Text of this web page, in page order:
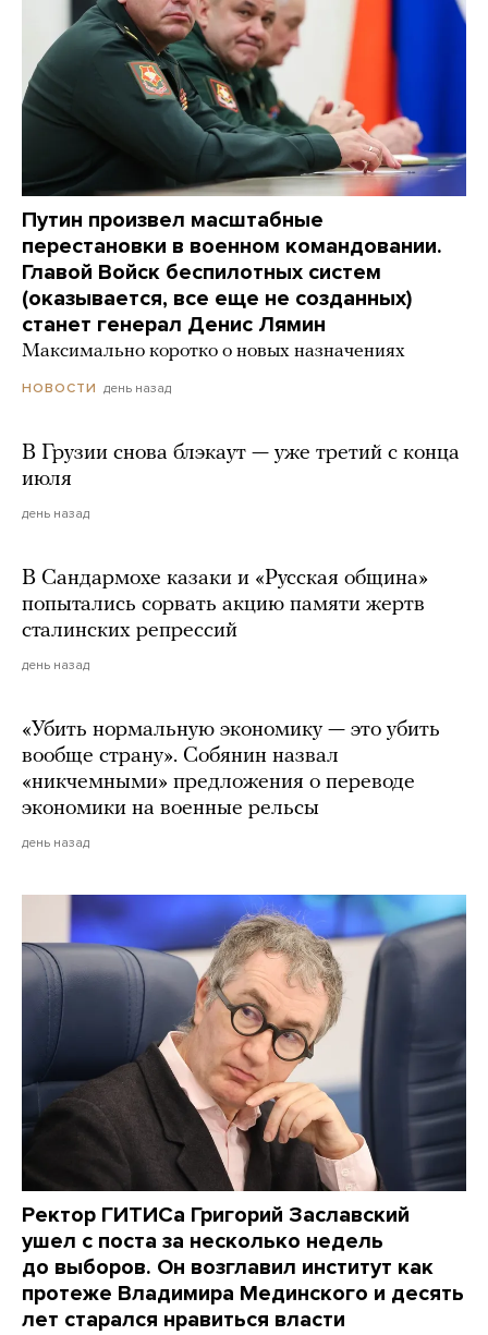
Путин произвел масштабные
перестановки в военном командовании.
Главой Войск беспилотных систем
(оказывается, все еще не созданных)
станет генерал Денис Лямин
Максимально коротко о новых назначениях
НОВОСТИ день назад
В Грузии снова блэкаут — уже третий с конца
июля
день назад
В Сандармохе казаки и «Русская община»
попытались сорвать акцию памяти жертв
сталинских репрессий
день назад
«Убить нормальную экономику — это убить
вообще страну». Собянин назвал
«никчемными» предложения о переводе
экономики на военные рельсы
день назад
Ректор ГИТИСа Григорий Заславский
ушел с поста за несколько недель
до выборов. Он возглавил институт как
протеже Владимира Мединского и десять
лет старался нравиться власти